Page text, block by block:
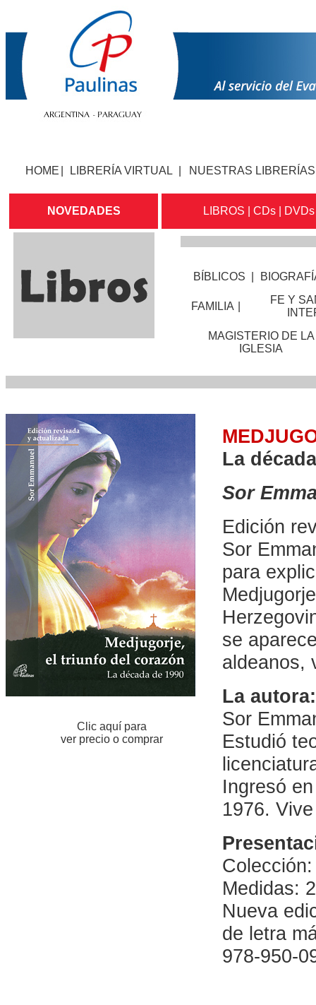
HOME LIBRERÍA VIRTUAL NUESTRAS LIBRERÍAS
NOVEDADES LIBROS CDs DVDs
BÍBLICOS
FAMILIA
FE Y
MAGISTERIO DE LA
IGLESIA
Clic aquí para
ver precio o comprar
La
Sor
Edición
Sor
para
se
aldeanos,
La autora:
Sor
Estudió
Ingresó
1976.
Medidas:
Nueva
de letra
978-950-